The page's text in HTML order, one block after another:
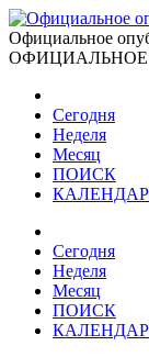
Официальное
Сегодня
Неделя
Месяц
ПОИСК
Сегодня
Неделя
Месяц
ПОИСК